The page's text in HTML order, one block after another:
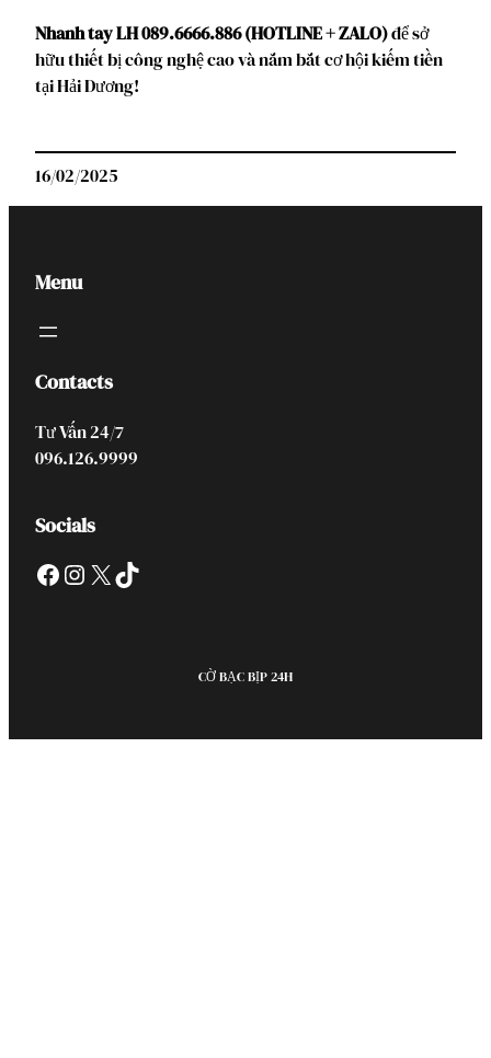
Nhanh tay LH 089.6666.886 (HOTLINE + ZALO)để sở
hữu thiết bị công nghệ cao và nắm bắt cơ hội kiếm tiền
tại Hải Dương!
16/02/2025
Menu
Contacts
Tư Vấn 24/7
096.126.9999
Socials
Facebook Instagram X TikTok
CỜ BẠC BỊP 24H